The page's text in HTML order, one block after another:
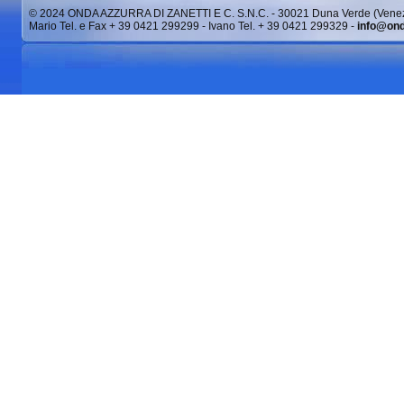
© 2024 ONDA AZZURRA DI ZANETTI E C. S.N.C. - 30021 Duna Verde
Mario Tel. e Fax + 39 0421 299299 - Ivano Tel. + 39 0421 299329 -